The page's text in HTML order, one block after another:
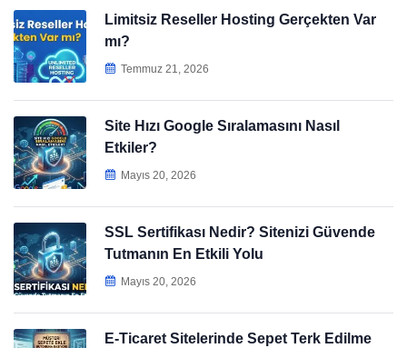
Limitsiz Reseller Hosting Gerçekten Var
mı?
Temmuz 21, 2026
Site Hızı Google Sıralamasını Nasıl
Etkiler?
Mayıs 20, 2026
SSL Sertifikası Nedir? Sitenizi Güvende
Tutmanın En Etkili Yolu
Mayıs 20, 2026
E-Ticaret Sitelerinde Sepet Terk Edilme